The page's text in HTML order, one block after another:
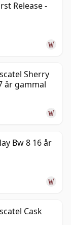
Release -
Sherry
år gammal
Bw 8 16 år
Cask